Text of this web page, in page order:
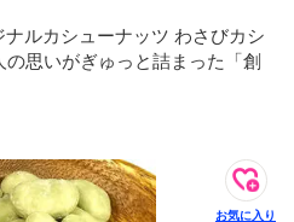
ルカシューナッツ わさびカシ
思いがぎゅっと詰まった「創